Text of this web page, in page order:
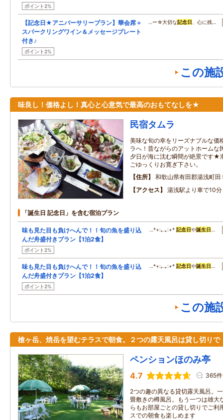
ポイント2%
【記念日★アニバーサリープラン】華会席＋
スパークリングワイン＆メッセージプレート
付き♪
ポイント2%
…ー☆大切な記念日 、心に残…
この施
味良し！価格よし！真心と心意気で最高のおもてなしを★
民宿タムラ
美味な旬の幸をリーズナブルな価
ラへ！昔ながらのアットホームな
夕日が海に沈む瞬間が絶景です★
ごゆっくりお寛ぎ下さい。
住所
和歌山県有田郡湯浅町田
アクセス
湯浅駅より車で10分
「誕生日 記念日」を含む宿泊プラン
味も見た目も負けへんで！！旬の魚を盛り込
んだ舟盛付きプラン【1泊2食】
ポイント2%
…*+:｡.｡:+* 記念日や誕生日 …
味も見た目も負けへんで！！旬の魚を盛り込
んだ舟盛付きプラン【1泊2食】
ポイント2%
…*+:｡.｡:+* 記念日や誕生日 …
この施
槍ヶ岳、焼岳を望むテラスで朝食。２つの露天風呂は貸し切りで
ペンションほのみ亭
4.7 365件
2つの趣の異なる貸切露天風呂。
畳敷きの樽風呂。もう一つは雄大
らもお部屋ごとの貸し切りでご利
スでの朝食も楽しめます